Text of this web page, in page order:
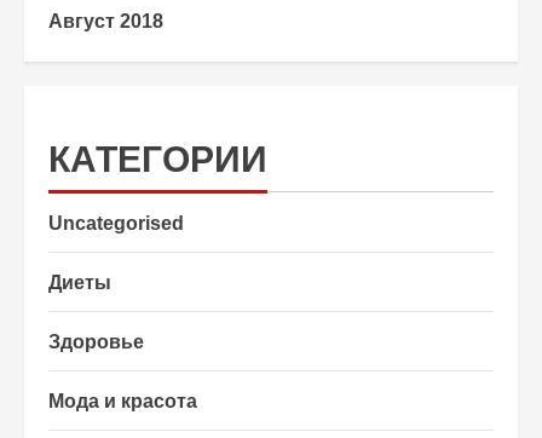
Август 2018
КАТЕГОРИИ
Uncategorised
Диеты
Здоровье
Мода и красота